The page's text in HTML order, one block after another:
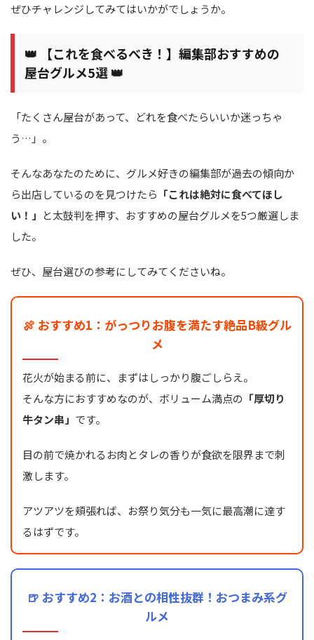
ぜひチャレンジしてみてはいかがでしょうか。
👑 【これを食べるべき！】編集部おすすめの
屋台グルメ5選 👑
「たくさん屋台があって、どれを食べたらいいか迷っちゃ
う…」。
そんなあなたのために、グルメ好きの編集部が過去の傾向か
ら出店しているのを見つけたら 「これは絶対に食べてほし
い！」 と太鼓判を押す、おすすめの屋台グルメを5つ厳選しま
した。
ぜひ、屋台選びの参考にしてみてくださいね。
🍖 おすすめ1：がっつりお腹を満たす絶品B級グル
メ
花火が始まる前に、まずはしっかり腹ごしらえ。
そんな方におすすめなのが、ボリューム満点の 「厚切り
牛タン串」 です。
目の前で焼かれるお肉とタレの香りが食欲を限界まで刺
激します。
アツアツを頬張れば、お祭り気分も一気に最高潮に達す
るはずです。
🍺 おすすめ2：お酒との相性抜群！おつまみ系グ
ルメ